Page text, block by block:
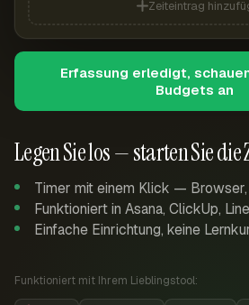
Legen Sie los — starten Sie
Timer mit einem Klick —
Funktioniert in Asana, ClickUp,
Einfache Einrichtung, keine
Funktioniert mit Ihrem Lieblingstool:
Zeiteintrag
Erfassung erledigt,
Budgets an